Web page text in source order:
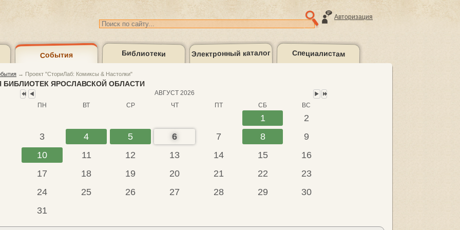
Авторизация
События Библиотеки Электронный каталог Специалистам
Медиагалерея
литературы
→ Проект "СториЛаб: Комиксы & Настолки"
ЯРОСЛАВСКОЙ ОБЛАСТИ
Следующий
Следующий
АВГУСТ 2026
ПН
ВТ СР ЧТ ПТ СБ ВС
1
2
3
4 5 6 7 8
9
10
11 12 13 14 15
16
17
18 19 20 21 22
23
24
25 26 27 28 29
30
31